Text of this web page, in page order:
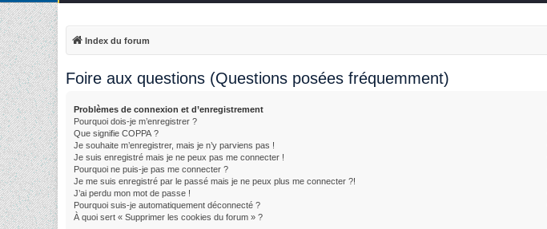
Index du forum
Foire aux questions (Questions posées fréquemment)
Problèmes de connexion et d’enregistrement
Pourquoi dois-je m’enregistrer ?
Que signifie COPPA ?
Je souhaite m’enregistrer, mais je n’y parviens pas !
Je suis enregistré mais je ne peux pas me connecter !
Pourquoi ne puis-je pas me connecter ?
Je me suis enregistré par le passé mais je ne peux plus me connecter ?!
J’ai perdu mon mot de passe !
Pourquoi suis-je automatiquement déconnecté ?
À quoi sert « Supprimer les cookies du forum » ?